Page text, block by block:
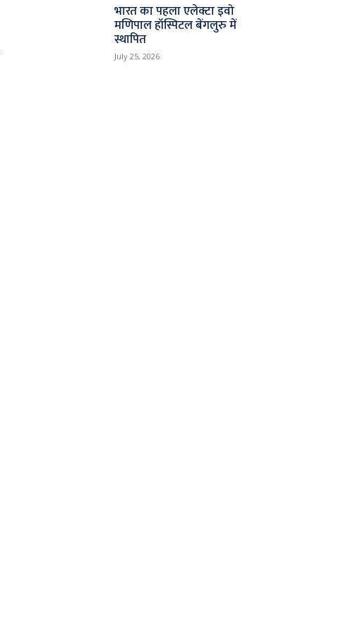
भारत का पहला एलेक्टा इवो
मणिपाल हॉस्पिटल बेंगलुरु में
स्थापित
July 25, 2026